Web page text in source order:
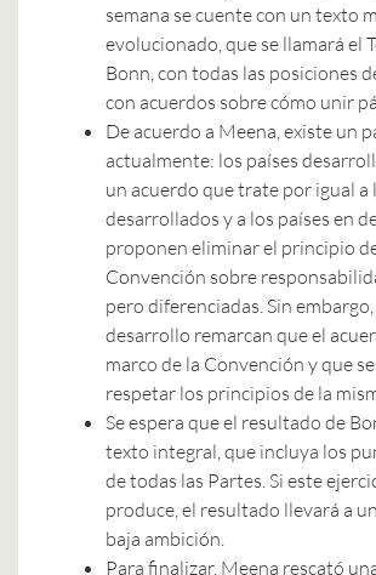
semana se cuente con un texto
evolucionado, que se llamará el
Bonn, con todas las posiciones
con acuerdos sobre cómo unir
De acuerdo a Meena, existe un
actualmente: los países
un acuerdo que trate por igual a
desarrollados y a los países en
proponen eliminar el principio
Convención sobre
pero diferenciadas. Sin
desarrollo remarcan que el
marco de la Convención y que
respetar los principios de la
Se espera que el resultado de
texto integral, que incluya los
de todas las Partes. Si este
produce, el resultado llevará a
baja ambición.
Para finalizar, Meena rescató